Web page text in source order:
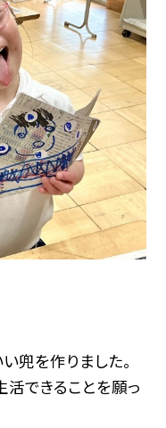
兜を作りました。
活できることを願っ